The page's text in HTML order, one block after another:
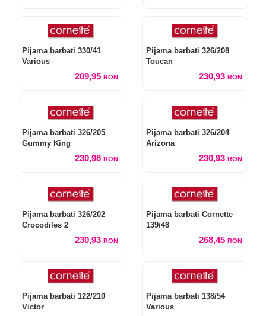
Pijama barbati 330/41
Various
209,95 RON
Pijama barbati 326/208
Toucan
230,93 RON
Pijama barbati 326/205
Gummy King
230,98 RON
Pijama barbati 326/204
Arizona
230,93 RON
Pijama barbati 326/202
Crocodiles 2
230,93 RON
Pijama barbati Cornette
139/48
268,45 RON
Pijama barbati 122/210
Victor
Pijama barbati 138/54
Various